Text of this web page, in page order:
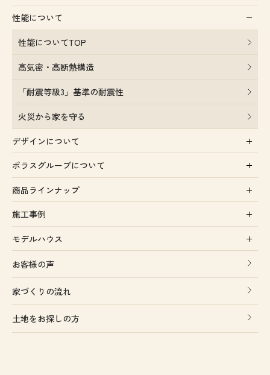
性能について
性能についてTOP
高気密・高断熱構造
「耐震等級3」基準の耐震性
火災から家を守る
デザインについて
ポラスグループについて
商品ラインナップ
施工事例
モデルハウス
お客様の声
家づくりの流れ
土地をお探しの方